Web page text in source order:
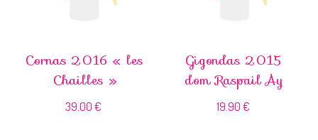
Cornas 2016 « les
Chailles »
39.00 €
Gigondas 2015
dom Raspail Ay
19.90€